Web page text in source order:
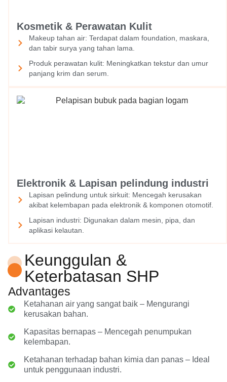
Kosmetik & Perawatan Kulit
Makeup tahan air: Terdapat dalam foundation, maskara,
dan tabir surya yang tahan lama.
Produk perawatan kulit: Meningkatkan tekstur dan umur
panjang krim dan serum.
Elektronik & Lapisan pelindung industri
Lapisan pelindung untuk sirkuit: Mencegah kerusakan
akibat kelembapan pada elektronik & komponen otomotif.
Lapisan industri: Digunakan dalam mesin, pipa, dan
aplikasi kelautan.
Keunggulan &
Keterbatasan SHP
Advantages
Ketahanan air yang sangat baik – Mengurangi
kerusakan bahan.
Kapasitas bernapas – Mencegah penumpukan
kelembapan.
Ketahanan terhadap bahan kimia dan panas – Ideal
untuk penggunaan industri.